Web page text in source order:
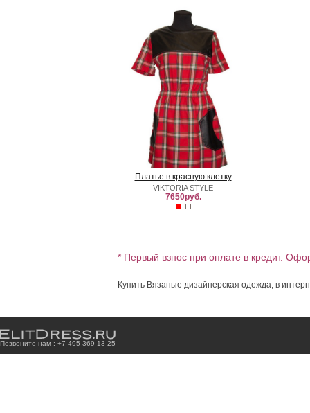
Платье в красную клетку
VIKTORIA STYLE
7650руб.
* Первый взнос при оплате в кредит.
Купить Вязаные дизайнерская одежда, в
Позвоните нам : +7-495-369-13-25